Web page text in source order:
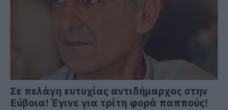
Σε πελάγη ευτυχίας αντιδήμαρχος στην
Εύβοια! Έγινε για τρίτη φορά παππούς!